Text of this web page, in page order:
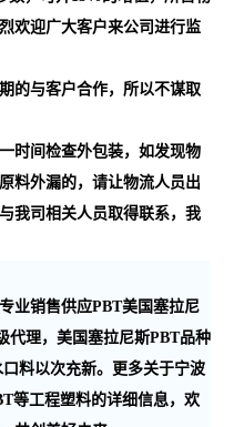
欢迎广大客户来公司进行监
的与客户合作，所以不谋取
时间检查外包装，如发现物
料外漏的，请让物流人员出
我司相关人员取得联系，我
业销售供应PBT美国塞拉尼
代理，美国塞拉尼斯PBT品种
料以次充新。更多关于宁波
等工程塑料的详细信息，欢